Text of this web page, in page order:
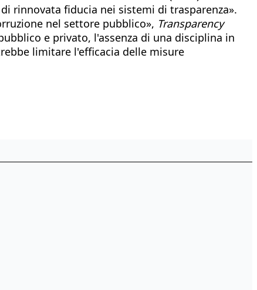
rinnovata fiducia nei sistemi di trasparenza».
nel settore pubblico», Transparency
e privato, l'assenza di una disciplina in
limitare l'efficacia delle misure